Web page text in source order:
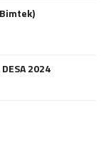
DESA 2024